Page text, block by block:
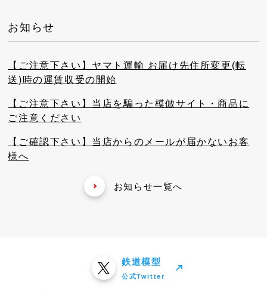
お知らせ
【ご注意下さい】ヤマト運輸 お届け先住所変更(転
送)時の運賃収受の開始
【ご注意下さい】当店を騙った模倣サイト・商品に
ご注意ください
【ご確認下さい】当店からのメールが届かないお客
様へ
お知らせ一覧へ
鉄道模型
公式Twitter